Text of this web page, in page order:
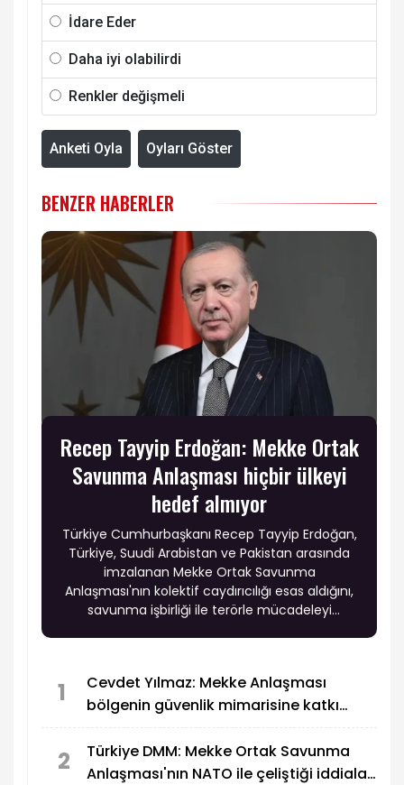
İdare Eder
Daha iyi olabilirdi
Renkler değişmeli
Anketi Oyla Oyları Göster
BENZER HABERLER
Recep Tayyip Erdoğan: Mekke Ortak
Savunma Anlaşması hiçbir ülkeyi
hedef almıyor
Türkiye Cumhurbaşkanı Recep Tayyip Erdoğan,
Türkiye, Suudi Arabistan ve Pakistan arasında
imzalanan Mekke Ortak Savunma
Anlaşması'nın kolektif caydırıcılığı esas aldığını,
savunma işbirliği ile terörle mücadeleyi
amaçladığını vurguladı.
1
Cevdet Yılmaz: Mekke Anlaşması
bölgenin güvenlik mimarisine katkı
2
Türkiye DMM: Mekke Ortak Savunma
Anlaşması'nın NATO ile çeliştiği iddiaları